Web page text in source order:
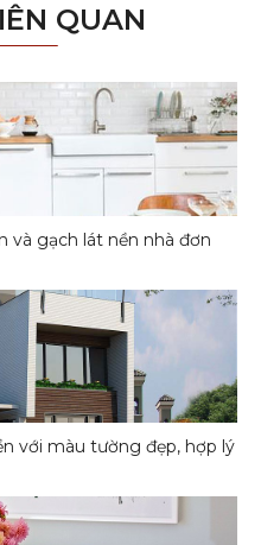
QUAN
và gạch lát nền nhà đơn
với màu tường đẹp, hợp lý